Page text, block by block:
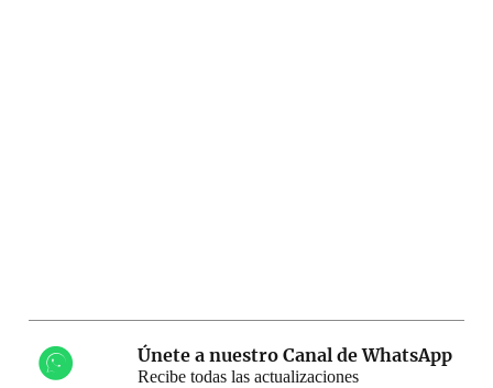
Únete a nuestro Canal de WhatsApp
Recibe todas las actualizaciones